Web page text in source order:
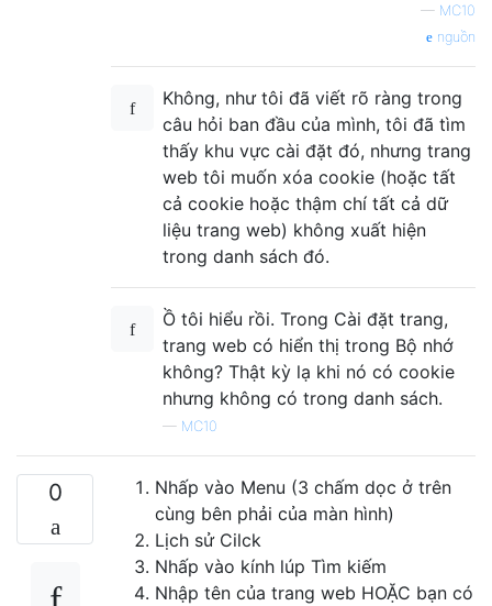
— MC10
nguồn
Không, như tôi đã viết rõ ràng trong
câu hỏi ban đầu của mình, tôi đã tìm
thấy khu vực cài đặt đó, nhưng trang
web tôi muốn xóa cookie (hoặc tất
cả cookie hoặc thậm chí tất cả dữ
liệu trang web) không xuất hiện
trong danh sách đó.
Ồ tôi hiểu rồi. Trong Cài đặt trang,
trang web có hiển thị trong Bộ nhớ
không? Thật kỳ lạ khi nó có cookie
nhưng không có trong danh sách.
— MC10
0
Nhấp vào Menu (3 chấm dọc ở trên
cùng bên phải của màn hình)
Lịch sử Cilck
Nhấp vào kính lúp Tìm kiếm
Nhập tên của trang web HOẶC bạn có